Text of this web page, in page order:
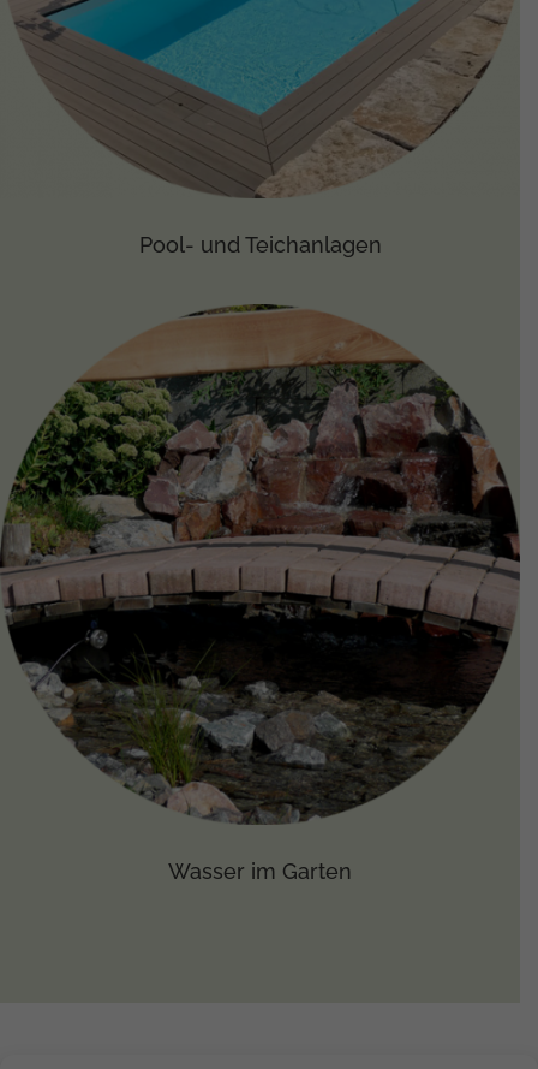
Pool- und Teichanlagen
Wasser im Garten